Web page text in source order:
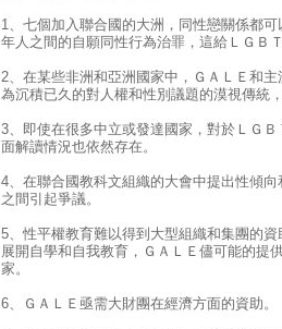
1、七個加入聯合國的大洲，同性戀關係都
年人之間的自願同性行為治罪，這給ＬＧＢ
2、在某些非洲和亞洲國家中，ＧＡＬＥ和
為沉積已久的對人權和性別議題的漠視傳統
3、即使在很多中立或發達國家，對於ＬＧ
面解讀情況也依然存在。
4、在聯合國教科文組織的大會中提出性傾
之間引起爭議。
5、性平權教育難以得到大型組織和集團的
展開自學和自我教育，ＧＡＬＥ儘可能的提
家。
6、ＧＡＬＥ亟需大財團在經濟方面的資助。